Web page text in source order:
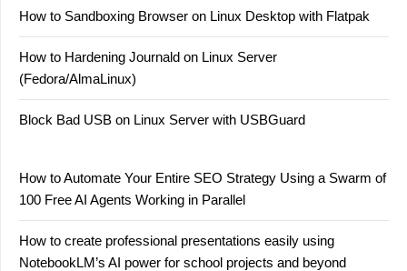
How to Sandboxing Browser on Linux Desktop with Flatpak
How to Hardening Journald on Linux Server
(Fedora/AlmaLinux)
Block Bad USB on Linux Server with USBGuard
How to Automate Your Entire SEO Strategy Using a Swarm of
100 Free AI Agents Working in Parallel
How to create professional presentations easily using
NotebookLM’s AI power for school projects and beyond